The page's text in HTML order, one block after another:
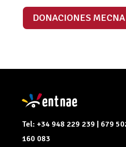
DONACIONES MECNA
Tel: +34 948 229 239 | 679
160 083